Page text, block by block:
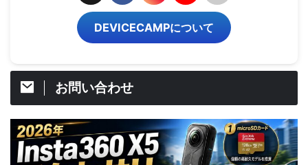
DEVICECAMPについて
お問い合わせ